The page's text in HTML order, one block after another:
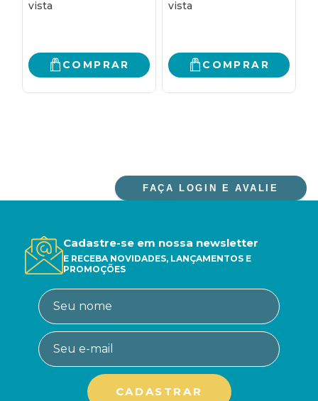
COMPRAR COMPRAR
FAÇA LOGIN E AVALIE
Cadastre-se em nossa newsletter
E RECEBA NOVIDADES, LANÇAMENTOS E
PROMOÇÕES